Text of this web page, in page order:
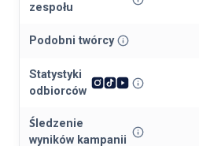
zespołu
Podobni twórcy
Statystyki
odbiorców
Śledzenie
wyników kampanii